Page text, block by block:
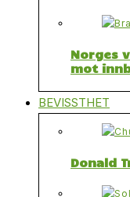
Norges
mot
BEVISSTHET
Donald